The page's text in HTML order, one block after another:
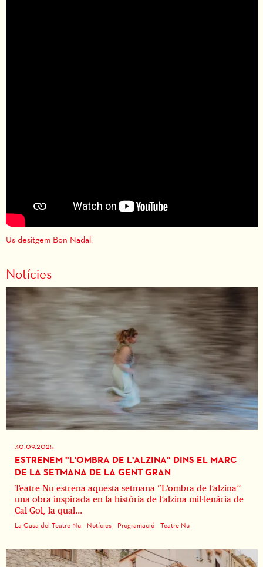
Us desitgem Bon Nadal.
Notícies
30.09.2025
ESTRENEM "L'OMBRA DE L'ALZINA" DINS EL MARC
DE LA SETMANA DE LA GENT GRAN
Teatre Nu estrena aquesta setmana “L’ombra de l’alzina”
una obra inspirada en la història de l’alzina mil·lenària de
Cal Gol, la qual...
La Casa del Teatre Nu Notícies Programació Teatre Nu